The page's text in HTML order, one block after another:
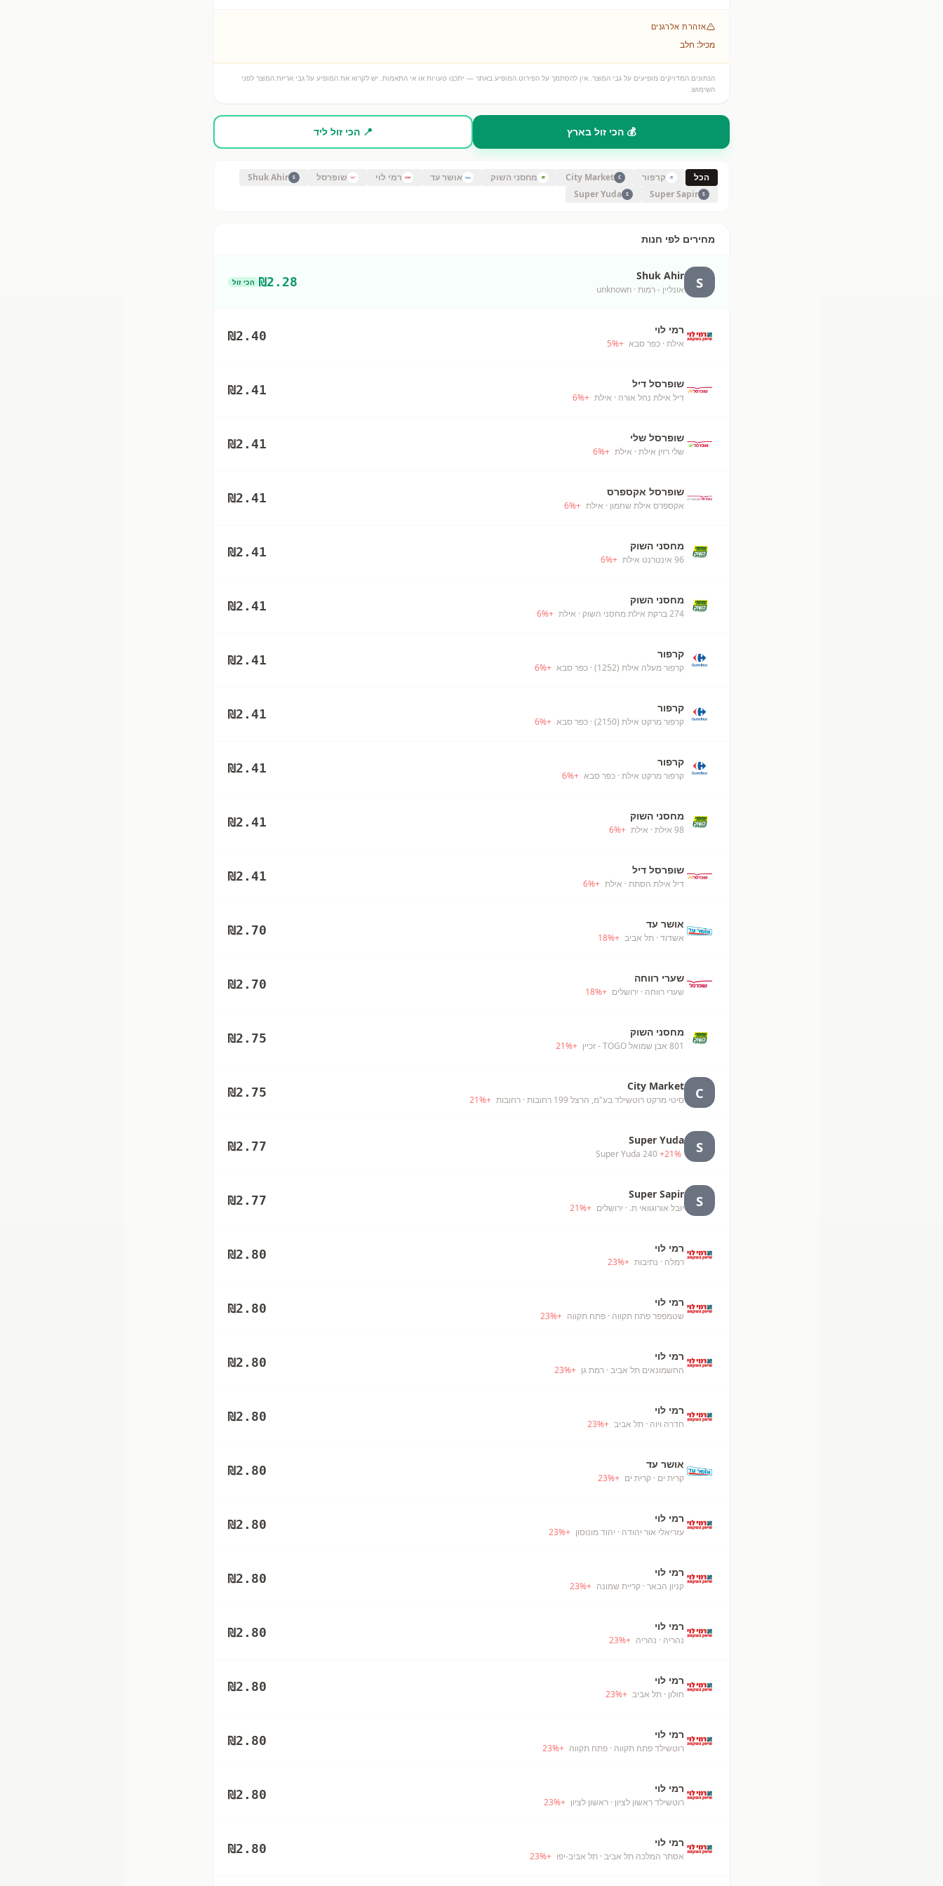
אזהרת אלרגנים
מכיל: חלב
הנתונים המדויקים מופיעים על גבי המוצר. אין להסתמך על הפירוט המופיע באתר — יתכנו טעויות או אי התאמות. יש לקרוא את המופיע על גבי אריזת המוצר לפני
השימוש.
💰 הכי זול בארץ 📍 הכי זול ליד
הכל קרפור C
City Market מחסני השוק אושר עד רמי לוי שופרסל S
Shuk Ahir
S
Super Sapir
S
Super Yuda
מחירים לפי חנות
S
Shuk Ahir
אונליין - רמות · unknown
₪2.28 הכי זול
רמי לוי
אילת · כפר סבא +
5%
₪2.40
שופרסל דיל
דיל אילת נחל אורה · אילת +
6%
₪2.41
שופרסל שלי
שלי רזין אילת · אילת +
6%
₪2.41
שופרסל אקספרס
אקספרס אילת שחמון · אילת +
6%
₪2.41
מחסני השוק
96 אינטרנט אילת +
6%
₪2.41
מחסני השוק
274 ברקת אילת מחסני השוק · אילת +
6%
₪2.41
קרפור
קרפור מעלה אילת (1252) · כפר סבא +
6%
₪2.41
קרפור
קרפור מרקט אילת (2150) · כפר סבא +
6%
₪2.41
קרפור
קרפור מרקט אילת · כפר סבא +
6%
₪2.41
מחסני השוק
98 אילת · אילת +
6%
₪2.41
שופרסל דיל
דיל אילת הסתת · אילת +
6%
₪2.41
אושר עד
אשדוד · תל אביב +
18%
₪2.70
שערי רווחה
שערי רווחה · ירושלים +
18%
₪2.70
מחסני השוק
801 אבן שמואל TOGO - זכיין +
21%
₪2.75
C
City Market
סיטי מרקט רוטשילד בע"מ, הרצל 199 רחובות · רחובות +
21%
₪2.75
S
Super Yuda
Super Yuda 240+21%
₪2.77
S
Super Sapir
יובל אורוגוואי ת. · ירושלים +
21%
₪2.77
רמי לוי
רמלה · נתיבות +
23%
₪2.80
רמי לוי
שטמפפר פתח תקווה · פתח תקווה +
23%
₪2.80
רמי לוי
החשמונאים תל אביב · רמת גן +
23%
₪2.80
רמי לוי
חדרה ויוה · תל אביב +
23%
₪2.80
אושר עד
קרית ים · קרית ים +
23%
₪2.80
רמי לוי
עזריאלי אור יהודה · יהוד מונוסון +
23%
₪2.80
רמי לוי
קניון הבאר · קריית שמונה +
23%
₪2.80
רמי לוי
נהריה · נהריה +
23%
₪2.80
רמי לוי
חולון · תל אביב +
23%
₪2.80
רמי לוי
רוטשילד פתח תקווה · פתח תקווה +
23%
₪2.80
רמי לוי
רוטשילד ראשון לציון · ראשון לציון +
23%
₪2.80
רמי לוי
אסתר המלכה תל אביב · תל אביב-יפו +
23%
₪2.80